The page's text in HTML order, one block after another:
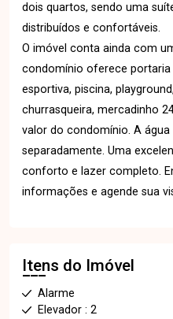
dois quartos, sendo uma
distribuídos e confortáveis.
O imóvel conta ainda com
condomínio oferece portaria
esportiva, piscina,
churrasqueira, mercadinho
valor do condomínio. A
separadamente. Uma
conforto e lazer completo.
informações e agende sua
Itens do Imóvel
Alarme
Elevador : 2